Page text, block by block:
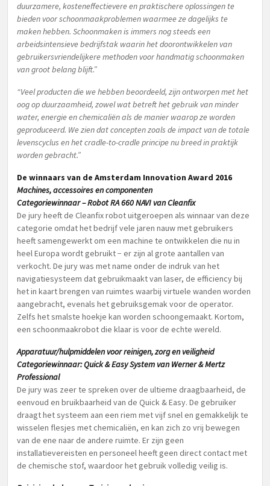
duurzamere, kosteneffectievere en praktischere oplossingen te
bieden voor schoonmaakproblemen waarmee ze dagelijks te
maken hebben. Schoonmaken is immers nog steeds een
arbeidsintensieve bedrijfstak waarin het doorontwikkelen van
gebruikersvriendelijkere methoden voor handmatig schoonmaken
van groot belang blijft.”
“Veel producten die we hebben beoordeeld, zijn ontworpen met het
oog op duurzaamheid, zowel wat betreft het gebruik van minder
water, energie en chemicaliën als de manier waarop ze worden
geproduceerd. We zien dat concepten zoals de impact van de totale
levenscyclus en het cradle-to-cradle principe nu breed in praktijk
worden gebracht.”
De winnaars van de Amsterdam Innovation Award 2016
Machines, accessoires en componenten
Categoriewinnaar – Robot RA 660 NAVI van Cleanfix
De jury heeft de Cleanfix robot uitgeroepen als winnaar van deze
categorie omdat het bedrijf vele jaren nauw met gebruikers
heeft samengewerkt om een machine te ontwikkelen die nu in
heel Europa wordt gebruikt − er zijn al grote aantallen van
verkocht. De jury was met name onder de indruk van het
navigatiesysteem dat gebruikmaakt van laser, de efficiency bij
het in kaart brengen van ruimtes waarbij virtuele wanden worden
aangebracht, evenals het gebruiksgemak voor de operator.
Zelfs het smalste hoekje kan worden schoongemaakt. Kortom,
een schoonmaakrobot die klaar is voor de echte wereld.
Apparatuur/hulpmiddelen voor reinigen, zorg en veiligheid
Categoriewinnaar: Quick & Easy System van Werner & Mertz
Professional
De jury was zeer te spreken over de ultieme draagbaarheid, de
eenvoud en bruikbaarheid van de Quick & Easy. De gebruiker
draagt het systeem aan een riem met vijf snel en gemakkelijk te
wisselen flesjes met chemicaliën, en kan zich zo vrij bewegen
van de ene naar de andere ruimte. Er zijn geen
installatievereisten en personeel heeft geen direct contact met
de chemische stof, waardoor het gebruik volledig veilig is.